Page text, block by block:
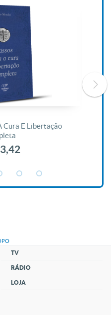
Cura E Libertação
TV
RÁDIO
LOJA